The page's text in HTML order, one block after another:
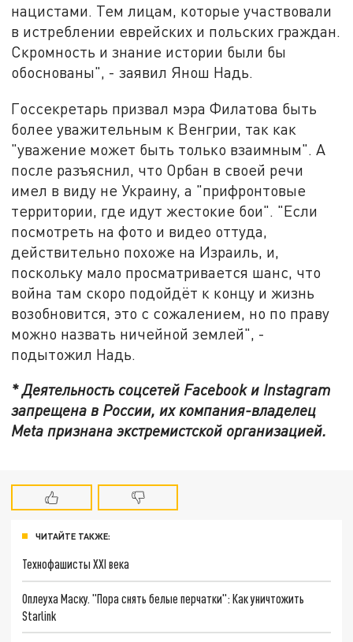
нацистами. Тем лицам, которые участвовали
в истреблении еврейских и польских граждан.
Скромность и знание истории были бы
обоснованы", - заявил Янош Надь.
Госсекретарь призвал мэра Филатова быть
более уважительным к Венгрии, так как
"уважение может быть только взаимным". А
после разъяснил, что Орбан в своей речи
имел в виду не Украину, а "прифронтовые
территории, где идут жестокие бои". "Если
посмотреть на фото и видео оттуда,
действительно похоже на Израиль, и,
поскольку мало просматривается шанс, что
война там скоро подойдёт к концу и жизнь
возобновится, это с сожалением, но по праву
можно назвать ничейной землей", -
подытожил Надь.
* Деятельность соцсетей Facebook и Instagram
запрещена в России, их компания-владелец
Meta признана экстремистской организацией.
ЧИТАЙТЕ ТАКЖЕ:
Технофашисты XXI века
Оплеуха Маску. "Пора снять белые перчатки": Как уничтожить
Starlink